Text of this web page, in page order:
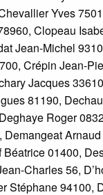
Yves
Clopeau
Jean-Michel
Crépin Jean-
Jacques
81190,
Roger
01400,
Charles 56,
Stéphane 94100,